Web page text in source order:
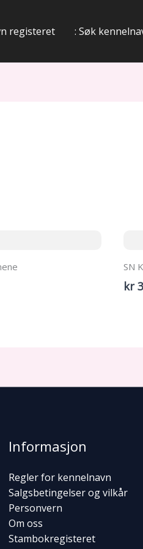
registeret : Søk
SN
kr
Informasjon
Regler for kennelnavn
Salgsbetingelser og vilkår
Personvern
Om oss
Stambokregisteret